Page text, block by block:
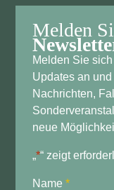
Melden
Melden Sie
Updates an
Nachrichten,
neue
„*“ zeigt
Name *